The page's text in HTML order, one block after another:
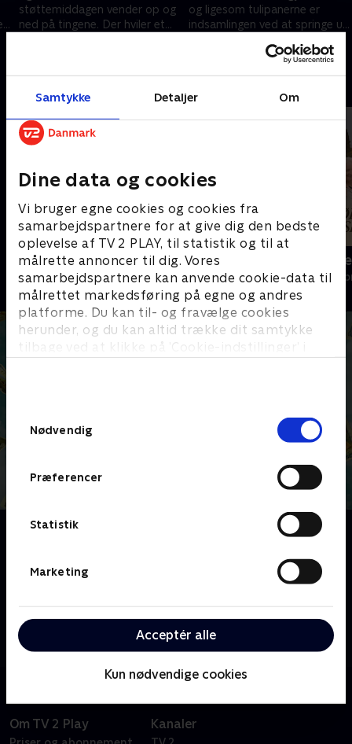
Samtykke Detaljer Om
Dine data og cookies
Vi bruger egne cookies og cookies fra
samarbejdspartnere for at give dig den bedste
oplevelse af TV 2 PLAY, til statistik og til at
målrette annoncer til dig. Vores
samarbejdspartnere kan anvende cookie-data til
målrettet markedsføring på egne og andres
platforme. Du kan til- og fravælge cookies
herunder, og du kan altid trække dit samtykke
tilbage ved at klikke på ’Cookie-indstillinger’ i
Nødvendig
Præferencer
Statistik
Marketing
Acceptér alle
Kun nødvendige cookies
støttemiddagen vender op og
ned på tingene. Der hviler et
og ligesom tulipanerne er
indsamlingen ved at springe ud.
frem hos Birgitte
27. august 2024 • 18 min
Vild indretning ved verdens ende
Livsstil • 2 sæsoner
Vi har købt
Livsstil • 3
Om Birgittes engle
med sygdommene ME og POTS. Købmanden,
ildsjælen Vibeke og Misse med de særlige evner har
samle 500.000 kroner ind til behandling i udlandet,
og det er ikke så let endda.
Om TV 2 Play Kanaler